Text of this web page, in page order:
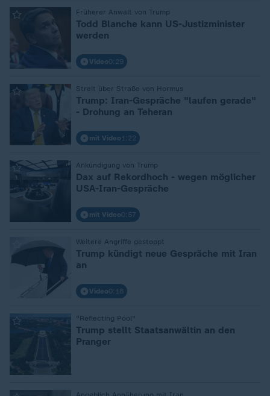
Früherer Anwalt von Trump
:
Todd Blanche kann US-Justizminister
werden
Video0:29
Streit über Straße von Hormus
:
Trump: Iran-Gespräche "laufen gerade"
- Drohung an Teheran
mit Video 1:22
Ankündigung von Trump
:
Dax auf Rekordhoch - wegen möglicher
USA-Iran-Gespräche
mit Video0:57
Weitere Angriffe gestoppt
Trump kündigt neue Gespräche mit Iran
an
Video0:18
"Reflecting Pool"
:
Trump stellt Staatsanwältin an den
Pranger